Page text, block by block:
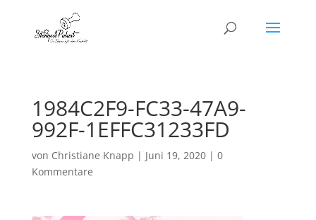
1984C2F9-FC33-47A9-
992F-1EFFC31233FD
von Christiane Knapp | Juni 19, 2020| 0
Kommentare